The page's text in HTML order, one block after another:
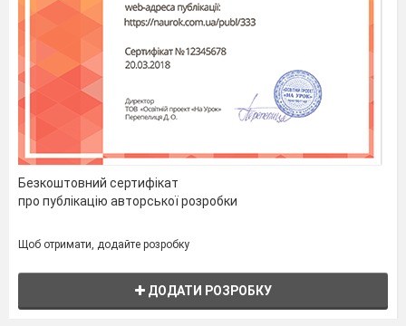
Дівчина 1.
Добрий вечір вашій хаті,
Уклін господині,
Чи веселі вечорниці
В нашій Україні?
Дівчина 2.
Добрий вечір, господине,
славна молодице,
Чули, що у цій хатині
Будуть вечорниці?
Дівчина 3.
Щоб усі були багаті,
Аби було любо, мило,
Безкоштовний сертифікат
про публікацію авторської розробки
Щоб отримати, додайте розробку
ДОДАТИ РОЗРОБКУ